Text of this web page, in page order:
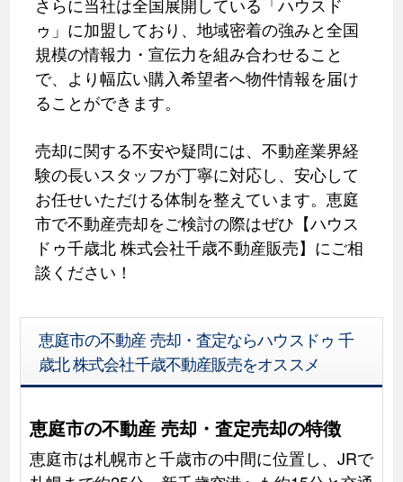
ゥ」に加盟しており、地域密着の強みと全国
規模の情報力・宣伝力を組み合わせること
で、より幅広い購入希望者へ物件情報を届け
ることができます。
売却に関する不安や疑問には、不動産業界経
験の長いスタッフが丁寧に対応し、安心して
お任せいただける体制を整えています。恵庭
市で不動産売却をご検討の際はぜひ【ハウス
ドゥ千歳北 株式会社千歳不動産販売】にご相
談ください！
恵庭市の不動産 売却・査定ならハウスドゥ 千
歳北 株式会社千歳不動産販売をオススメ
恵庭市の不動産 売却・査定売却の特徴
恵庭市は札幌市と千歳市の中間に位置し、JRで